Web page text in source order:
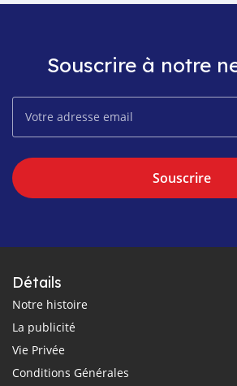
Souscrire à notre
Souscrire
Détails
Notre histoire
La publicité
Vie Privée
Conditions Générales